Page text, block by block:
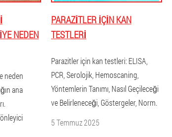
NEDEN
neden
ana
PARAZITLER IÇIN KAN
TESTLERI
Parazitler için kan testleri: ELISA,
PCR, Serolojik, Hemoscaning,
Yöntemlerin Tanımı, Nasıl Geçileceği
ve Belirleneceği, Göstergeler, Norm.
5 Temmuz 2025